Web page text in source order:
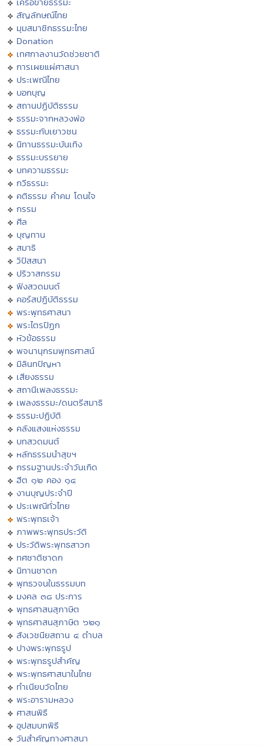
สัญลักษณ์ไทย
มุมสมาชิกธรรมะไทย
Donation
เทศกาลงานวัดช่วยชาติ
การเผยแผ่ศาสนา
ประเพณีไทย
บอกบุญ
สถานปฏิบัติธรรม
ธรรมะจากหลวงพ่อ
ธรรมะกับเยาวชน
นิทานธรรมะบันเทิง
ธรรมะบรรยาย
บทความธรรมะ
กวีธรรมะ
คติธรรม คำคม โดนใจ
กรรม
ศีล
บุญทาน
สมาธิ
วิปัสสนา
ปริวาสกรรม
ฟังสวดมนต์
คอร์สปฏิบัติธรรม
พระพุทธศาสนา
พระไตรปิฏก
หัวข้อธรรม
พจนานุกรมพุทธศาสน์
มิลินทปัญหา
เสียงธรรม
สถานีเพลงธรรมะ
เพลงธรรมะ/ดนตรีสมาธิ
ธรรมะปฏิบัติ
คลังแสงแห่งธรรม
บทสวดมนต์
หลักธรรมนำสุขฯ
กรรมฐานประจำวันเกิด
ฮีต ๑๒ คอง ๑๔
งานบุญประจำปี
ประเพณีทั่วไทย
พระพุทธเจ้า
ภาพพระพุทธประวัติ
ประวัติพระพุทธสาวก
ทศชาติชาดก
นิทานชาดก
พุทธวจนในธรรมบท
มงคล ๓๘ ประการ
พุทธศาสนสุภาษิต
พุทธศาสนสุภาษิต ๖๒๑
สังเวชนียสถาน ๔ ตำบล
ปางพระพุทธรูป
พระพุทธรูปสำคัญ
พระพุทธศาสนาในไทย
ทำเนียบวัดไทย
พระอารามหลวง
ศาสนพิธี
อุปสมบทพิธี
วันสำคัญทางศาสนา